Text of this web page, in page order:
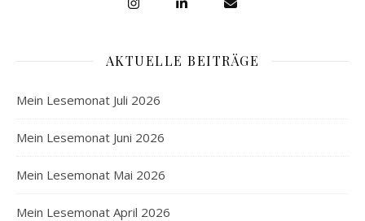
AKTUELLE BEITRÄGE
Mein Lesemonat Juli 2026
Mein Lesemonat Juni 2026
Mein Lesemonat Mai 2026
Mein Lesemonat April 2026